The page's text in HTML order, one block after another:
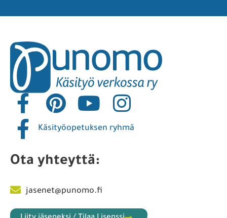
Käsityöopetuksen ryhmä
Ota yhteyttä:
jasenet@punomo.fi